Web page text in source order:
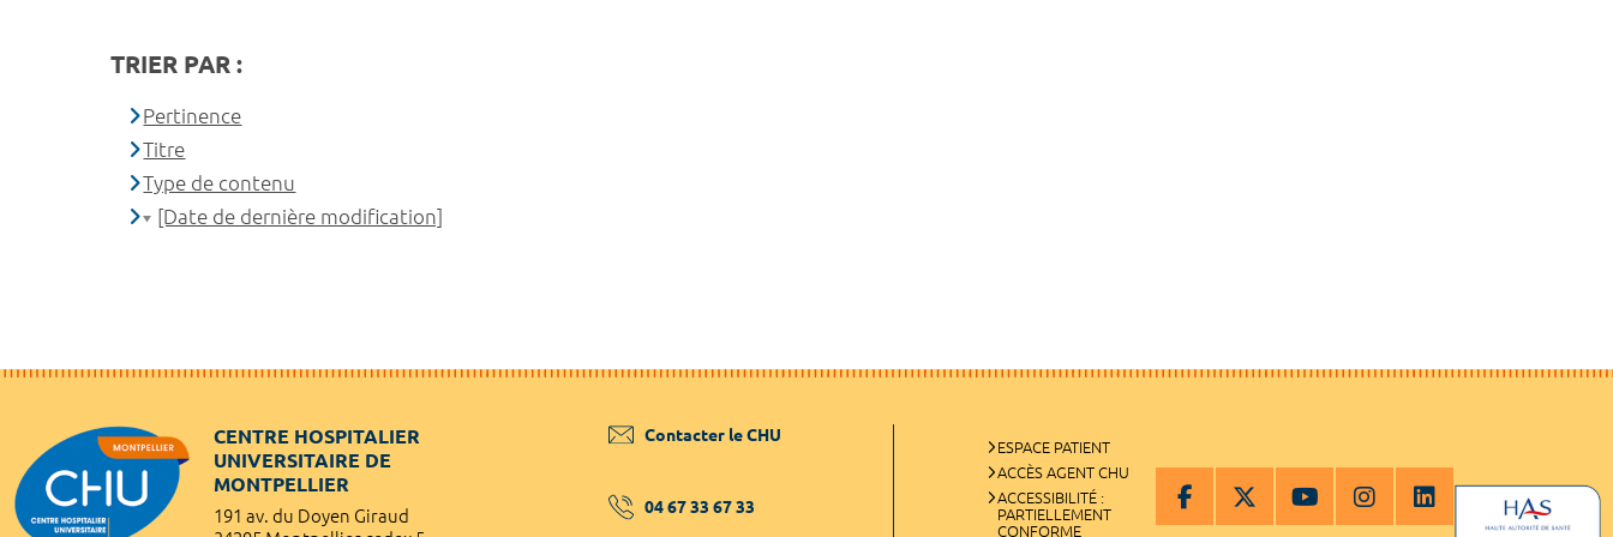
TRIER PAR :
Pertinence
Titre
Type de contenu
[Date de dernière modification]
CENTRE HOSPITALIER
UNIVERSITAIRE DE
MONTPELLIER
191 av. du Doyen Giraud
Contacter le CHU
04 67 33 67 33
ESPACE PATIENT
ACCÈS AGENT CHU
ACCESSIBILITÉ :
PARTIELLEMENT
CONFORME